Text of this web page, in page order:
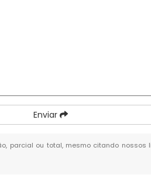
Enviar
parcial ou total, mesmo citando